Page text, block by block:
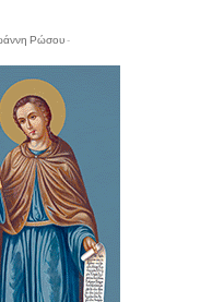
Ρώσου -